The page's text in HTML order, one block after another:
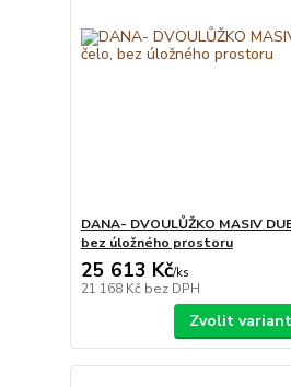
DANA- DVOULŮŽKO MASIV
bez úložného prostoru
25 613 Kč/ks
21 168 Kč bez DPH
Zvolit